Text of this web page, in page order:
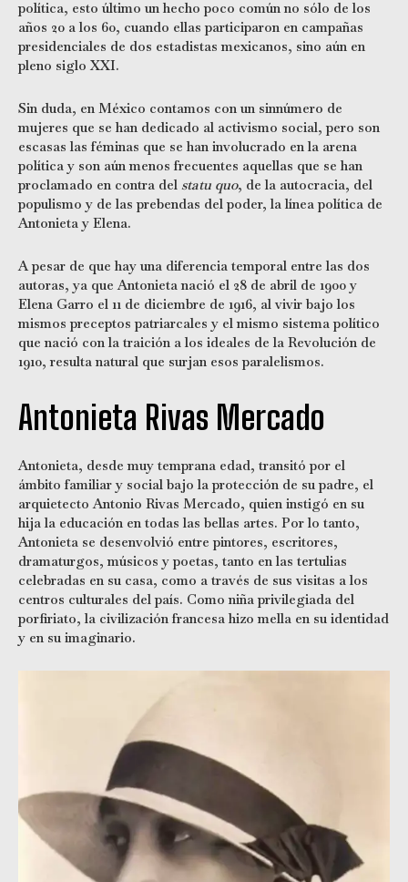
política, esto último un hecho poco común no sólo de los
años 20 a los 60, cuando ellas participaron en campañas
presidenciales de dos estadistas mexicanos, sino aún en
pleno siglo XXI.
Sin duda, en México contamos con un sinnúmero de
mujeres que se han dedicado al activismo social, pero son
escasas las féminas que se han involucrado en la arena
política y son aún menos frecuentes aquellas que se han
proclamado en contra del statu quo, de la autocracia, del
populismo y de las prebendas del poder, la línea política de
Antonieta y Elena.
A pesar de que hay una diferencia temporal entre las dos
autoras, ya que Antonieta nació el 28 de abril de 1900 y
Elena Garro el 11 de diciembre de 1916, al vivir bajo los
mismos preceptos patriarcales y el mismo sistema político
que nació con la traición a los ideales de la Revolución de
1910, resulta natural que surjan esos paralelismos.
Antonieta Rivas Mercado
Antonieta, desde muy temprana edad, transitó por el
ámbito familiar y social bajo la protección de su padre, el
arquietecto Antonio Rivas Mercado, quien instigó en su
hija la educación en todas las bellas artes. Por lo tanto,
Antonieta se desenvolvió entre pintores, escritores,
dramaturgos, músicos y poetas, tanto en las tertulias
celebradas en su casa, como a través de sus visitas a los
centros culturales del país. Como niña privilegiada del
porfiriato, la civilización francesa hizo mella en su identidad
y en su imaginario.